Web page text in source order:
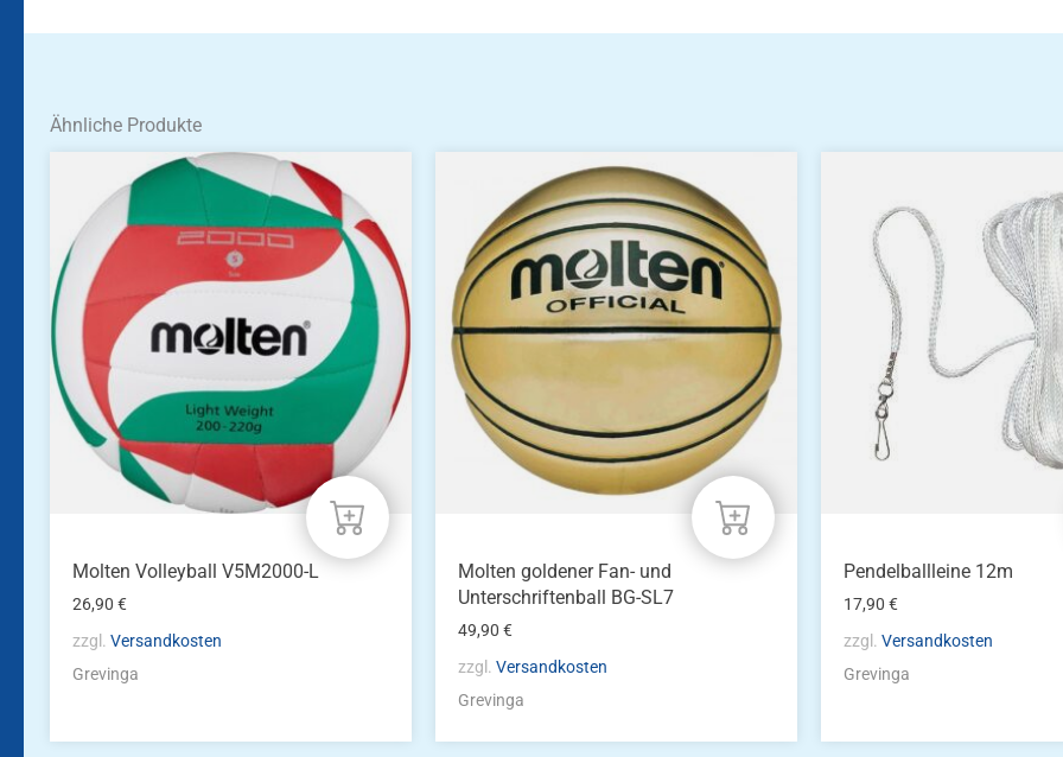
Ähnliche Produkte
Molten Volleyball V5M2000-L
26,90€
zzgl.Versandkosten
Grevinga
Molten goldener Fan- und
Unterschriftenball BG-SL7
49,90€
zzgl.Versandkosten
Grevinga
Pendelballleine 12m
17,90€
zzgl.Versandkosten
Grevinga